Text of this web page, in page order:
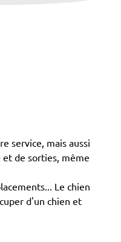
service, mais aussi
et de sorties, même
Le chien
d'un chien et